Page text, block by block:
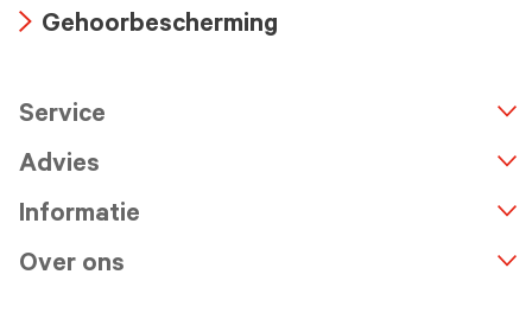
iconGehoorbescherming
Service
Advies
Informatie
Over ons